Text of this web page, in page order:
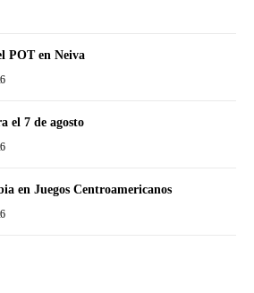
POT en Neiva
el 7 de agosto
en Juegos Centroamericanos